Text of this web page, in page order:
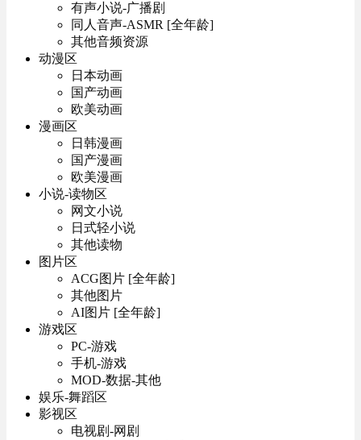
有声小说-广播剧
同人音声-ASMR [全年龄]
其他音频资源
动漫区
日本动画
国产动画
欧美动画
漫画区
日韩漫画
国产漫画
欧美漫画
小说-读物区
网文小说
日式轻小说
其他读物
图片区
ACG图片 [全年龄]
其他图片
AI图片 [全年龄]
游戏区
PC-游戏
手机-游戏
MOD-数据-其他
娱乐-舞蹈区
影视区
电视剧-网剧